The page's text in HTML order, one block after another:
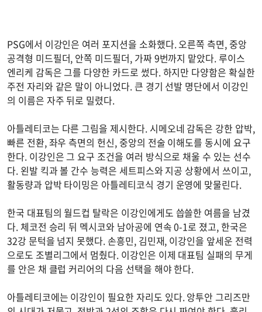
PSG에서 이강인은 여러 포지션을 소화했다. 오른쪽 측면, 중앙
공격형 미드필더, 안쪽 미드필더, 가짜 9번까지 맡았다. 루이스
엔리케 감독은 그를 다양한 카드로 썼다. 하지만 다양함은 확실한
주전 자리와 같은 말이 아니었다. 큰 경기 선발 명단에서 이강인
의 이름은 자주 뒤로 밀렸다.
아틀레티코는 다른 그림을 제시한다. 시메오네 감독은 강한 압박,
빠른 전환, 좌우 측면의 헌신, 중앙의 전술 이해도를 동시에 요구
한다. 이강인은 그 요구 조건을 여러 방식으로 채울 수 있는 선수
다. 왼발 킥과 볼 간수 능력은 세트피스와 지공 상황에서 쓰이고,
활동량과 압박 타이밍은 아틀레티코식 경기 운영에 맞물린다.
한국 대표팀의 월드컵 탈락은 이강인에게도 씁쓸한 여름을 남겼
다. 체코전 승리 뒤 멕시코와 남아공에 연속 0-1로 졌고, 한국은
32강 문턱을 넘지 못했다. 손흥민, 김민재, 이강인을 앞세운 전력
으로도 조별리그에서 멈췄다. 이강인은 이제 대표팀 실패의 무게
를 안은 채 클럽 커리어의 다음 선택을 해야 한다.
아틀레티코에는 이강인이 필요한 자리도 있다. 앙투안 그리즈만